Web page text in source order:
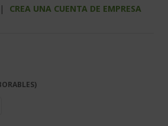
| CREA UNA CUENTA DE EMPRESA